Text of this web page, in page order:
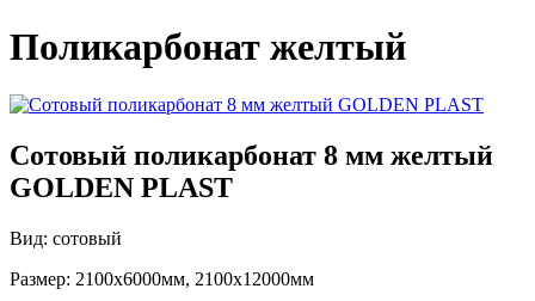
Поликарбонат желтый
Сотовый поликарбонат 8 мм желтый
GOLDEN PLAST
Вид: сотовый
Размер: 2100х6000мм, 2100х12000мм